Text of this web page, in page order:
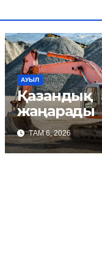
АУЫЛ
Қазандық
жаңарады
ТАМ 6, 2026